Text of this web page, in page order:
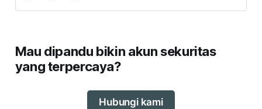
Mau dipandu bikin akun sekuritas
yang terpercaya?
Hubungi kami